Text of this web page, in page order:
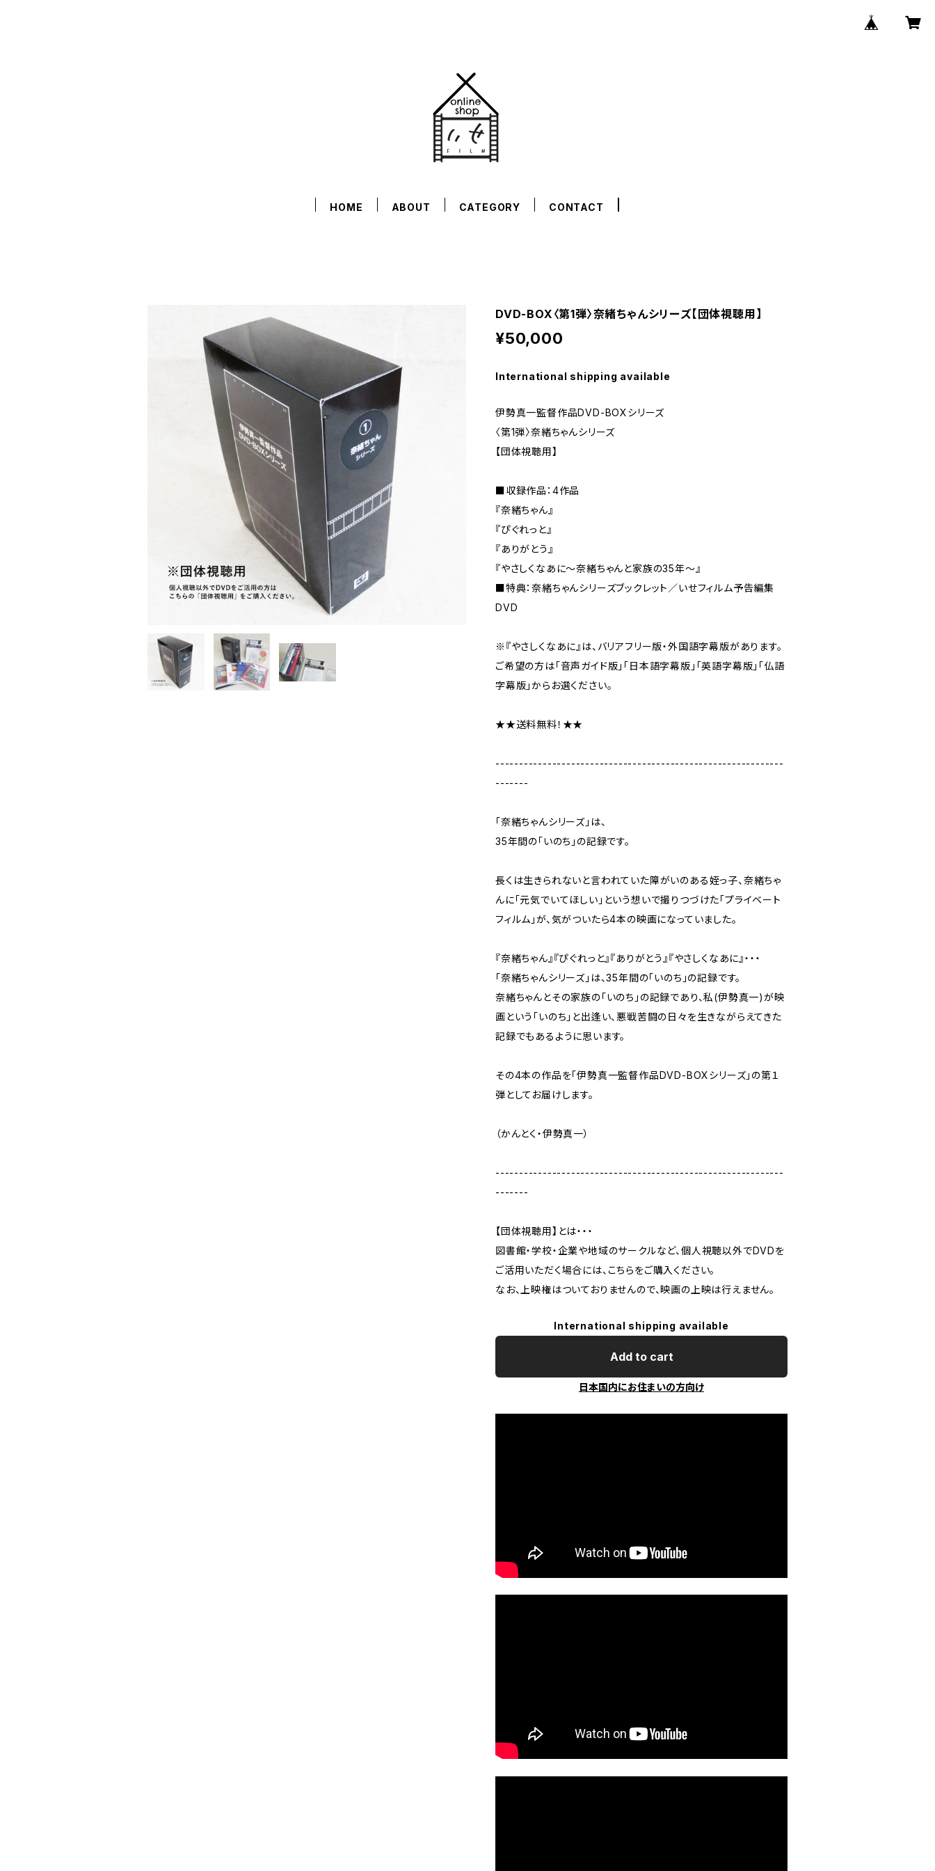
HOME ABOUT CATEGORY CONTACT
DVD-BOX〈第1弾〉奈緒ちゃんシリーズ【団体視聴用】
¥50,000
International shipping available
伊勢真一監督作品DVD-BOXシリーズ
〈第1弾〉奈緒ちゃんシリーズ
【団体視聴用】
■収録作品：4作品
『奈緒ちゃん』
『ぴぐれっと』
『ありがとう』
『やさしくなあに～奈緒ちゃんと家族の35年～』
■特典：奈緒ちゃんシリーズブックレット／いせフィルム予告編集
DVD
※『やさしくなあに』は、バリアフリー版・外国語字幕版があります。
ご希望の方は「音声ガイド版」「日本語字幕版」「英語字幕版」「仏語
字幕版」からお選ください。
★★送料無料！★★
-------------------------------------------------------------
-------
「奈緒ちゃんシリーズ」は、
35年間の「いのち」の記録です。
長くは生きられないと言われていた障がいのある姪っ子、奈緒ちゃ
んに「元気でいてほしい」という想いで撮りつづけた「プライベート
フィルム」が、気がついたら4本の映画になっていました。
『奈緒ちゃん』『ぴぐれっと』『ありがとう』『やさしくなあに』・・・
「奈緒ちゃんシリーズ」は、35年間の「いのち」の記録です。
奈緒ちゃんとその家族の「いのち」の記録であり、私(伊勢真一)が映
画という「いのち」と出逢い、悪戦苦闘の日々を生きながらえてきた
記録でもあるように思います。
その4本の作品を「伊勢真一監督作品DVD-BOXシリーズ」の第１
弾としてお届けします。
（かんとく・伊勢真一）
-------------------------------------------------------------
-------
【団体視聴用】とは・・・
図書館・学校・企業や地域のサークルなど、個人視聴以外でDVDを
ご活用いただく場合には、こちらをご購入ください。
なお、上映権はついておりませんので、映画の上映は行えません。
International shipping available
Add to cart
日本国内にお住まいの方向け